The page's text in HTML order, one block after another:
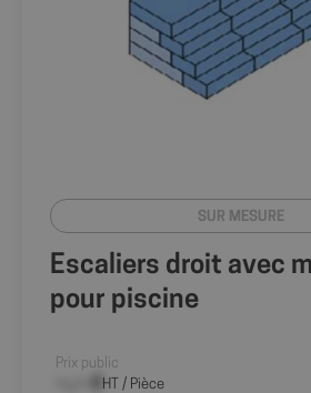
SUR MESURE
Escaliers droit avec
pour piscine
Prix public
HT / Pièce